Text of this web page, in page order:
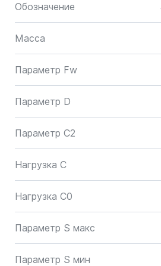
Обозначение
Масса
Параметр Fw
Параметр D
Параметр C2
Нагрузка C
Нагрузка C0
Параметр S макс
Параметр S мин